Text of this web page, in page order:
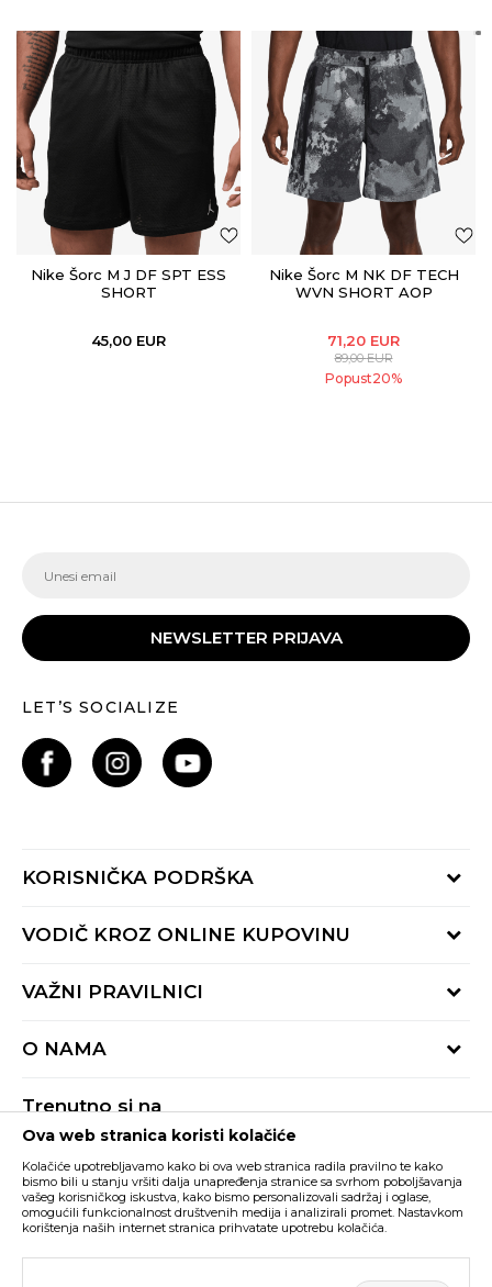
Nike Šorc M J DF SPT ESS
SHORT
45,00 EUR
Nike Šorc M NK DF TECH
WVN SHORT AOP
71,20 EUR
89,00EUR
Popust20%
NEWSLETTER PRIJAVA
LET’S SOCIALIZE
KORISNIČKA PODRŠKA
Provjeri status porudžbine
Radno vrijeme 9-16h
VODIČ KROZ ONLINE KUPOVINU
Načini isporuke
Reklamacije
VAŽNI PRAVILNICI
Pravila Sport&Bonus programa
O NAMA
BUZZ Shopovi
Postani dio BUZZ tima
Trenutno si na
Buzz Crna Gora PROMIJENI
Nastojimo da budemo što precizniji u opisu proizvoda, prikazu slika i samih
cijena, ali ne možemo garantovati da su sve informacije kompletne i bez
grešaka. Svi artikli prikazani na sajtu su dio naše ponude i ne podrazumijeva da
su dostupni u svakom trenutku. Raspoloživost robe možete provjeriti pozivom
Ova web stranica koristi kolačiće
Kolačiće upotrebljavamo kako bi ova web stranica radila pravilno te kako
bismo bili u stanju vršiti dalja unapređenja stranice sa svrhom poboljšavanja
vašeg korisničkog iskustva, kako bismo personalizovali sadržaj i oglase,
omogućili funkcionalnost društvenih medija i analizirali promet. Nastavkom
korištenja naših internet stranica prihvatate upotrebu kolačića.